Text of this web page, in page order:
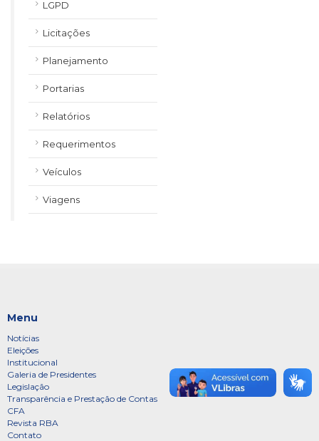
LGPD
Licitações
Planejamento
Portarias
Relatórios
Requerimentos
Veículos
Viagens
Menu
Notícias
Eleições
Institucional
Galeria de Presidentes
Legislação
Transparência e Prestação de Contas
CFA
Revista RBA
Contato